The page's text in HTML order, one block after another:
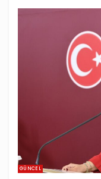
GÜNCEL